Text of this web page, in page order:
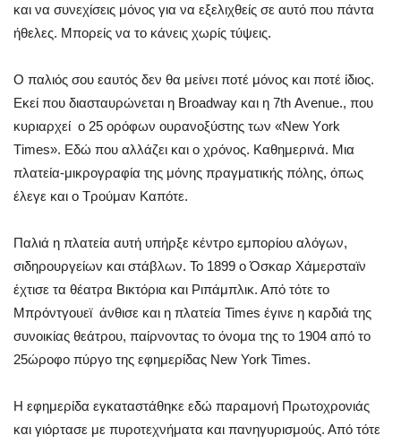
και να συνεχίσεις μόνος για να εξελιχθείς σε αυτό που πάντα
ήθελες. Μπορείς να το κάνεις χωρίς τύψεις.
Ο παλιός σου εαυτός δεν θα μείνει ποτέ μόνος και ποτέ ίδιος.
Εκεί που διασταυρώνεται η Βroadway και η 7th Αvenue., που
κυριαρχεί ο 25 ορόφων ουρανοξύστης των «Νew Υork
Τimes». Εδώ που αλλάζει και ο χρόνος. Καθημερινά. Μια
πλατεία-μικρογραφία της μόνης πραγματικής πόλης, όπως
έλεγε και ο Τρούμαν Καπότε.
Παλιά η πλατεία αυτή υπήρξε κέντρο εμπορίου αλόγων,
σιδηρουργείων και στάβλων. Το 1899 ο Όσκαρ Χάμερσταϊν
έχτισε τα θέατρα Βικτόρια και Ριπάμπλικ. Από τότε το
Μπρόντγουεϊ άνθισε και η πλατεία Times έγινε η καρδιά της
συνοικίας θεάτρου, παίρνοντας το όνομα της το 1904 από το
25ώροφο πύργο της εφημερίδας New York Times.
H εφημερίδα εγκαταστάθηκε εδώ παραμονή Πρωτοχρονιάς
και γιόρτασε με πυροτεχνήματα και πανηγυρισμούς. Από τότε